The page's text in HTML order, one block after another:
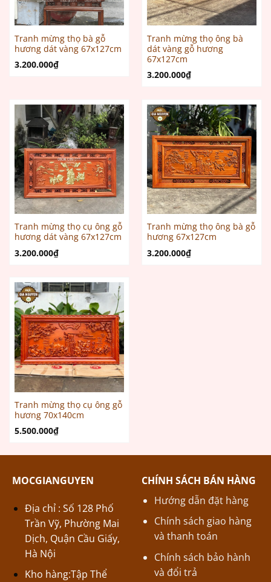
Tranh mừng thọ bà gỗ
hương dát vàng 67x127cm
3.200.000₫
Tranh mừng thọ ông bà
dát vàng gỗ hương
67x127cm
3.200.000₫
Tranh mừng thọ cụ ông gỗ
hương dát vàng 67x127cm
3.200.000₫
Tranh mừng thọ ông bà gỗ
hương 67x127cm
3.200.000₫
Tranh mừng thọ cụ ông gỗ
hương 70x140cm
5.500.000₫
MOCGIANGUYEN
Địa chỉ : Số 128 Phố
Trần Vỹ, Phường Mai
Dịch, Quận Cầu Giấy,
Hà Nội
Kho hàng:Tập Thể
CHÍNH SÁCH BÁN HÀNG
Hướng dẫn đặt hàng
Chính sách giao hàng
và thanh toán
Chính sách bảo hành
và đổi trả